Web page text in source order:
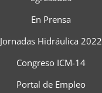
En Prensa
Jornadas Hidráulica 2022
Congreso ICM-14
Portal de Empleo